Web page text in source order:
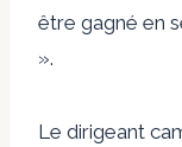
être gagné en
».
Le dirigeant